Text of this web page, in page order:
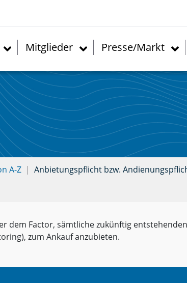
Mitglieder Presse/Markt
A-Z Anbietungspflicht bzw.
dem Factor, sämtliche zukünftig
zum Ankauf anzubieten.